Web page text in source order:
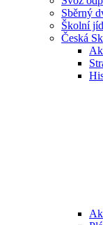
Sběrný
Školní
Česká